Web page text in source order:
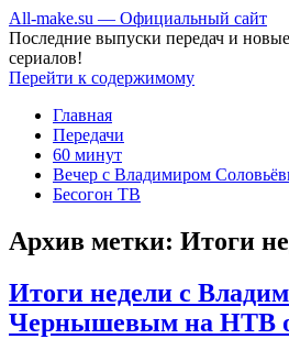
All-make.su — Официальный сайт
Последние выпуски передач и
сериалов!
Перейти к содержимому
Главная
Передачи
60 минут
Вечер с Владимиром
Бесогон ТВ
Архив метки: Итоги
Итоги недели с
Чернышевым на НТВ